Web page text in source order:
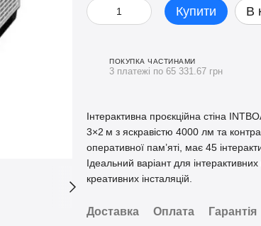
Купити В
ПОКУПКА ЧАСТИНАМИ
3 платежі по 65 331.67 грн
Інтерактивна проєкційна стіна
3×2 м з яскравістю 4000 лм та
оперативної пам’яті, має 45
Ідеальний варіант для
креативних інсталяцій.
Доставка Оплата
Гарантія